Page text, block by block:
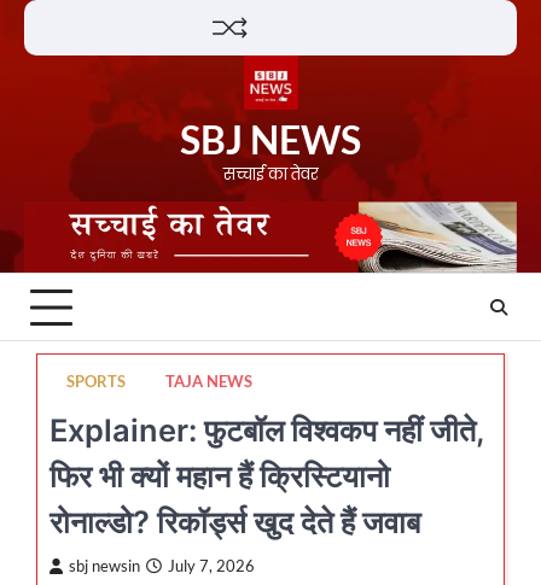
Skip
SBJ NEWS
सच्चाई का तेवर
SPORTS TAJA NEWS
Explainer: फुटबॉल विश्वकप नहीं जीते,
फिर भी क्यों महान हैं क्रिस्टियानो
रोनाल्डो? रिकॉर्ड्स खुद देते हैं जवाब
sbj newsin July 7, 2026